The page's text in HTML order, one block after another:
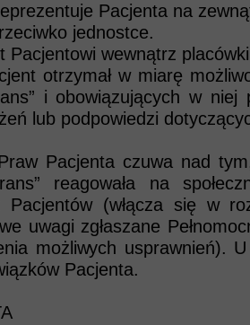
Pacjenta na
jednostce.
Pacjentowi wewnątrz placówki
otrzymał w miarę
i obowiązujących w
lub podpowiedzi
Pacjenta czuwa nad
reagowała na
Pacjentów (włącza się w
uwagi zgłaszane
możliwych usprawnień).
Pacjenta.
korupcji
dzieci